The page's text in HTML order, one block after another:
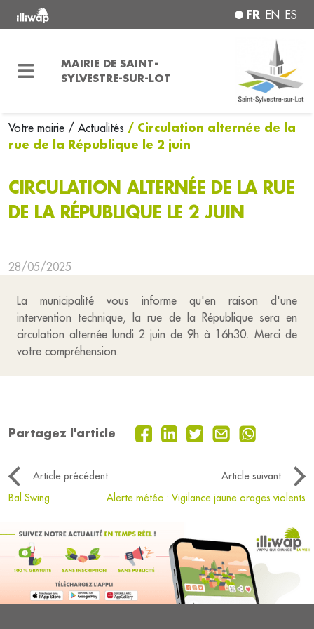
FR EN ES
MAIRIE DE SAINT-
SYLVESTRE-SUR-LOT
Votre mairie / Actualités / Circulation alternée de la
rue de la République le 2 juin
CIRCULATION ALTERNÉE DE LA RUE
DE LA RÉPUBLIQUE LE 2 JUIN
28/05/2025
La municipalité vous informe qu'en raison d'une
intervention technique, la rue de la République sera en
circulation alternée lundi 2 juin de 9h à 16h30. Merci de
votre compréhension.
Partagez l'article
Article précédent
Article suivant
Bal Swing
Alerte météo : Vigilance jaune orages violents